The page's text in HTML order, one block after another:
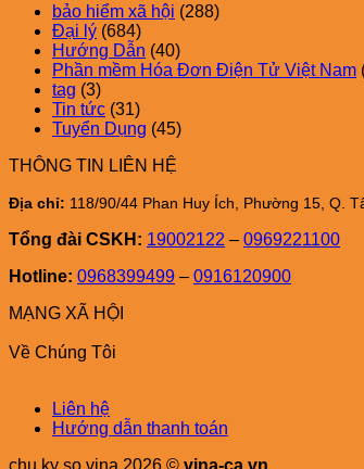
bảo hiểm xã hội (288)
Đại lý (684)
Hướng Dẫn (40)
Phần mềm Hóa Đơn Điện Tử Việt Nam
tag (3)
Tin tức (31)
Tuyển Dụng (45)
THÔNG TIN LIÊN HỆ
Địa chỉ: 118/90/44 Phan Huy Ích, Phường 15, Q.
Tổng đài CSKH: 19002122 – 0969221100
Hotline: 0968399499 – 0916120900
MẠNG XÃ HỘI
Về Chúng Tôi
Liên hệ
Hướng dẫn thanh toán
chu ky so vina 2026 © vina-ca.vn